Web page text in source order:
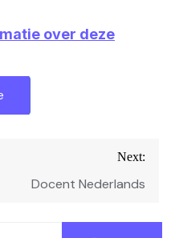
over deze
Next:
Docent Nederlands